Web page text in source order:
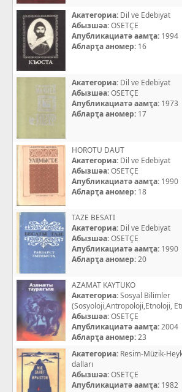
Акатегориа: Dil ve Edebiyat
Абызшәа:OSETÇE
Апубликациатә аамҭа: 1994
Абларҭа аномер: 16
Акатегориа: Dil ve Edebiyat
Абызшәа:OSETÇE
Апубликациатә аамҭа: 1973
Абларҭа аномер: 17
HOROTU DAUT
Акатегориа: Dil ve Edebiyat
Абызшәа:OSETÇE
Апубликациатә аамҭа: 1990
Абларҭа аномер: 18
TAZE BESATI
Акатегориа: Dil ve Edebiyat
Абызшәа:OSETÇE
Апубликациатә аамҭа: 1990
Абларҭа аномер:20
AZAMAT KAYTUKO
Акатегориа:Sosyal Bilimler
(Sosyoloji,Antropoloji,Etnoloji,
Абызшәа:OSETÇE
Апубликациатә аамҭа:2004
Абларҭа аномер:23
Акатегориа: Resim-Müzik-
dalları
Абызшәа:OSETÇE
Апубликациатә аамҭа: 1982